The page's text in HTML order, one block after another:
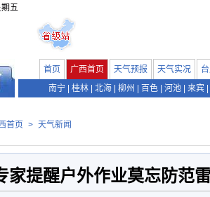
五
首页 广西首页 天气预报 天气实况
南宁
桂林 北海 柳州 百色 河池 来宾
首页 > 天气新闻
家提醒户外作业莫忘防范